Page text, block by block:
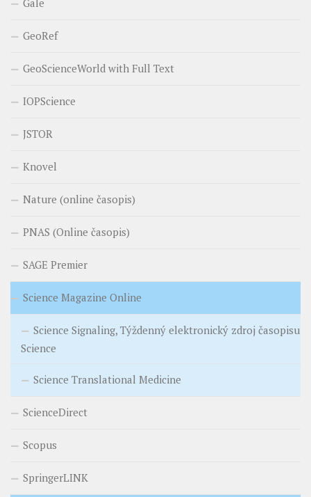
Gale
GeoRef
GeoScienceWorld with Full Text
IOPScience
JSTOR
Knovel
Nature (online časopis)
PNAS (Online časopis)
SAGE Premier
Science Magazine Online
Science Signaling, Týždenný elektronický zdroj časopisu
Science
Science Translational Medicine
ScienceDirect
Scopus
SpringerLINK